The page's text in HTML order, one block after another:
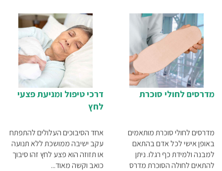
שגורמים להתפתחות כיבים
ופצעים, אשר תהליך ההחלמה
שלהם קשה וארוך יותר. איך
מתרחש ריפוי פצעים טבעי וכיצד
תזונה מתאימה יכולה לזרז את
התהליך? את כל התשובות תוכלו
למצוא במאמר שלפניכם.
מדרסים לחולי סוכרת
מדרסים לחולי סוכרת מותאמים
באופן אישי לכל אדם בהתאם
למבנה ולמידת כף רגלו. ניתן
להתאים לחולה הסוכרת מדרס
דרכי טיפול ומניעת פצעי
לחץ
אחד הסיבוכים העלולים להתפתח
עקב ישיבה ממושכת ללא תנועה
או תזוזה הוא פצע לחץ זהו סיבוך
כואב וקשה מאוד...